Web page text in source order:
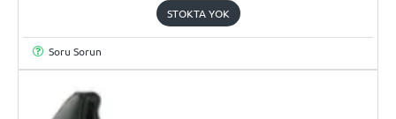
STOKTA YOK
Soru Sorun